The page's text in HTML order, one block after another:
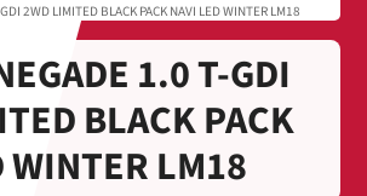
2WD LIMITED BLACK PACK NAVI LED WINTER LM18
1.0 T-GDI
BLACK PACK
WINTER LM18